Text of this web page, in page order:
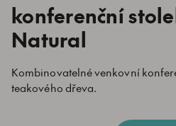
konferenční
Natural
Kombinovatelné venkovní
teakového dřeva.